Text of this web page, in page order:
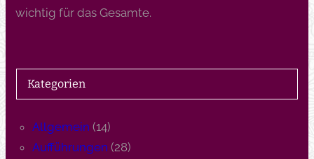
wichtig für das Gesamte.
Kategorien
Allgemein (14)
Aufführungen (28)